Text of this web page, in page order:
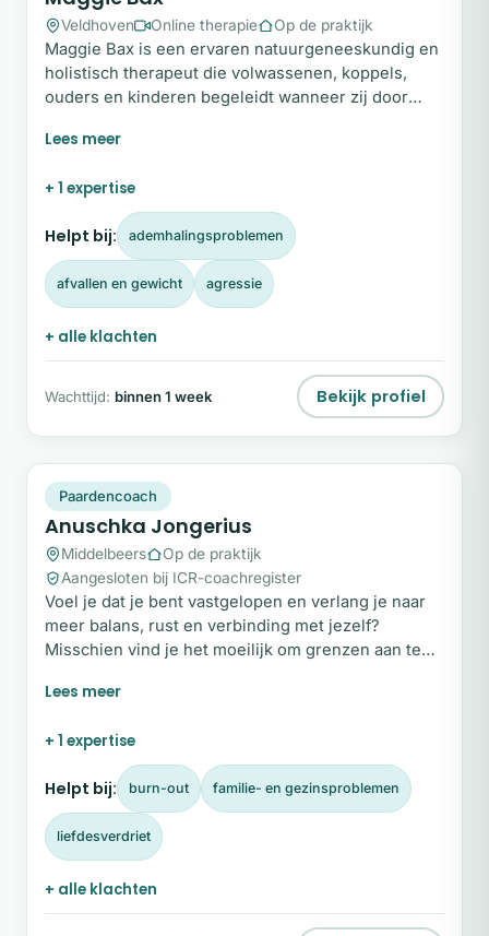
Veldhoven Online therapie Op de praktijk
Maggie Bax is een ervaren natuurgeneeskundig en
holistisch therapeut die volwassenen, koppels,
ouders en kinderen begeleidt wanneer zij door
praktijk biedt zij een veilige, oordeelvrije bedding
staan bij wat er vanbinnen leeft. Vanuit een
holistische benadering helpt Maggie haar cliënten
opnieuw contact te maken met hun lichaam en hun
werkelijke gevoelens.
+ 1 expertise
Helpt bij: ademhalingsproblemen
afvallen en gewicht agressie
+ alle klachten
Wachttijd: binnen 1 week Bekijk profiel
Plek beschikbaar
Paardencoach
Anuschka Jongerius
Middelbeers
Op de praktijk
Aangesloten bij ICR-coachregister
Voel je dat je bent vastgelopen en verlang je naar
meer balans, rust en verbinding met jezelf?
Misschien vind je het moeilijk om grenzen aan te
of merk je dat veranderingen in je leven veel
staan bij wat er écht in je leeft. Door de eerlijke en
oordeelloze spiegel van paarden krijg je inzicht in
patronen, emoties en gedrag.
+ 1 expertise
Helpt bij: burn-out familie- en gezinsproblemen
liefdesverdriet
+ alle klachten